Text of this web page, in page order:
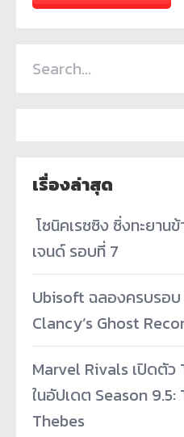
เรื่องล่าสุด
โซนิคเรซซิง ซิ่งทะยาน
เจนด์ รอบที่ 7
Ubisoft ฉลองครบรอบ
Clancy’s Ghost
Marvel Rivals เปิดตัว
ในอัปเดต Season
Thebes